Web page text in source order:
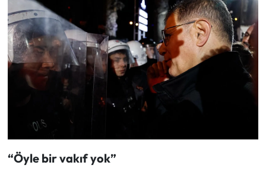
“Öyle bir vakıf yok”